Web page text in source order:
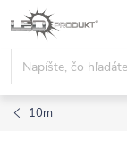
Prejsť
na
obsah
10m